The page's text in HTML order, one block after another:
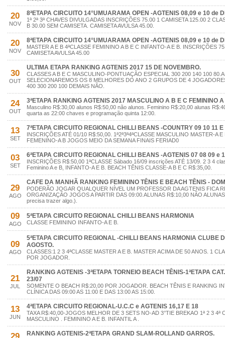
20
NOV
8ªETAPA CIRCUITO 14°UMUARAMA OPEN -AGTENIS 08,09 e 10 de
1ª 2ª 3ª CHAVES DIVULGADAS INSCRIÇÕES 75.00 1 CAMISETA 125.00 2
B 30.00 SEM CAMISETA. CAMISETA AVULSA 45.00.
20
NOV
8ªETAPA CIRCUITO 14°UMUARAMA OPEN -AGTENIS 08,09 e 10 de
MASTER A E B 4ªCLASSE FEMININO A B E C INFANTO-A E B. INSCRIÇÕES
CAMISETA AVULSA 45.00
30
OUT
ULTIMA ETAPA RANKING AGTENIS 2017 15 DE NOVEMBRO.
CLASSES A B E C MASCULINO-PONTUAÇÃO ESPECIAL 300 200 140 100
SELECIONAREMOS OS 8 MELHORES DO ANO 2 GRUPOS DE 4
400 300 200 100 DEMAIS NÃO.
24
OUT
3ªETAPA RANKING AGTENIS 2017 MASCULINO A B E C FEMININO
Masculino R$:30,00 alunos R$:50,00 não alunos. Feminino R$:20,00 alunas
quarta as 22:00 chaves e programação quinta 12:00.
13
SET
7ªETAPA CIRCUITO REGIONAL CHILLI BEANS -COUNTRY 09 10 11 E
INSCRIÇÕES ATÉ 01/10 R$:50,00. 1ª2ª3ª4ªCLASSE MASCULINO MASTER-A
FEMENINO-A B JOGOS MEIO DA SEMANA FINAIS FERIAD0
03
SET
6ªETAPA CIRCUITO REGIONAL CHILLI BEANS -AGTENIS 07 08 09 e
INSCRIÇÕES R$:50,00 1ªCLASSE Sábado 16/09 inscrições ATÉ 13/09. 2 3 4
Feminino A e B, INFANTO-A E B. BEACH TÊNIS CLASSE-A B E C R$:35,00.
29
AGO
CAFE DA MANHÃ RANKING FEMININO TÊNIS E BEACH TÊNIS -
PODERÃO JOGAR QUALQUER NÍVEL UM PROFESSOR DA AGTENIS FICA
ORGANIZAÇÃO JOGOS A PARTIR DAS 09:00.ALUNAS R$:10,00 NÃO
precisa trazer algo.).
09
AGO
5ªETAPA CIRCUITO REGIONAL CHILLI BEANS HARMONIA
CLASSE FEMININO INFANTO-A E B.
09
AGO
5ªETAPA CIRCUITO REGIONAL -CHILLI BEANS HARMONIA CLUBE
AGOSTO.
CLASSES:1 2 3 4ªCLASSE MASTER A E B. MASTER ACIMA DE 50 ANOS. 1
POR JOGADOR.
21
JUL
RANKING AGTENIS -3ªETAPA TORNEIO BEACH TÊNIS-1ªETAPA
23/07
SOMENTE O BEACH R$:20,00 POR JOGADOR. BEACH TÊNIS E RANKING
CLÍNICA DAS 09:00 AS 11:00 E DAS 13:00 AS 15:00.
13
JUN
4ªETAPA CIRCUITO REGIONAL-U.C.C e AGTENIS 16,17 E 18
TAXA R$:40,00-JOGOS MELHOR DE 3 SETS NO-AD 3°TIE BREKAO 1ª 2 3 4ª
MASCULINO . FEMININO A E B. INFANTIL A .
29 RANKING AGTENIS-2ªETAPA GRAND SLAM-ROLLAND GARROS.